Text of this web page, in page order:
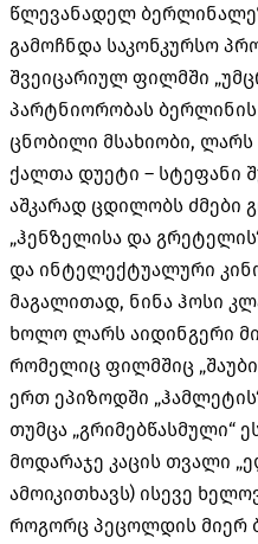
წლევანადელ
გამოჩნდა საკონკურსო
შვეიცარიულ ფილმში
პარტნიორობას ბერლინის
ცნობილი მსახიობი, ლარს
ქალთა დუეტი – სტეფანი
აშკარად ცდილობს ძმები
„ჰენზელისა და
და ინტელექტუალური
მაგალითად, ნინა ჰოსი
ხოლო ლარს აიდინგერი
რომელიც ფილმშიც
ერთ ეპიზოდში
თუმცა „გრიმებწასმული“
მოდარაჯე კაცის თვალი
ამოიკითხავს) ისევე
როგორც პეცოლდის მიერ